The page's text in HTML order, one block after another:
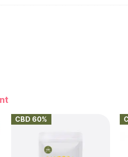
CBD 60%